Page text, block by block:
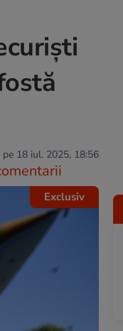
18 iul. 2025, 18:56
Exclusiv